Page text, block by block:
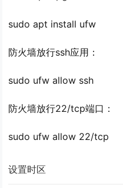
sudo apt install ufw
防火墙放行ssh应用：
sudo ufw allow ssh
防火墙放行22/tcp端口：
sudo ufw allow 22/tcp
设置时区